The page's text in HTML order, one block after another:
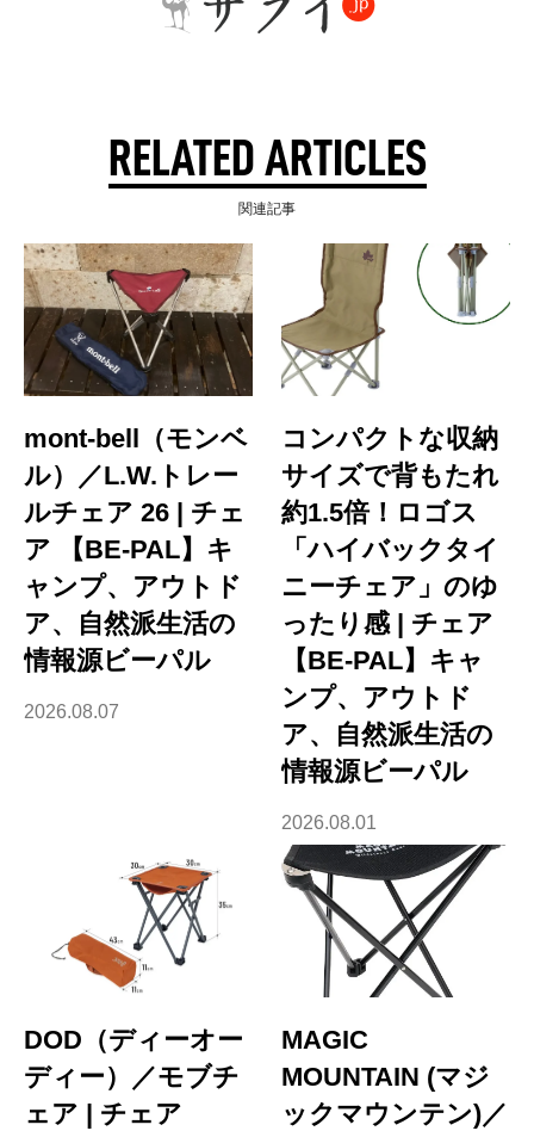
RELATED ARTICLES
関連記事
mont-bell（モンベ
ル）／L.W.トレー
ルチェア 26 | チェ
ア 【BE-PAL】キ
ャンプ、アウトド
ア、自然派生活の
情報源ビーパル
2026.08.07
コンパクトな収納
サイズで背もたれ
約1.5倍！ロゴス
「ハイバックタイ
ニーチェア」のゆ
ったり感 | チェア
【BE-PAL】キャ
ンプ、アウトド
ア、自然派生活の
情報源ビーパル
2026.08.01
DOD（ディーオー
ディー）／モブチ
ェア | チェア
MAGIC
MOUNTAIN (マジ
ックマウンテン)／